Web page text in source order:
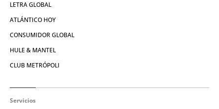
LETRA GLOBAL
ATLÁNTICO HOY
CONSUMIDOR GLOBAL
HULE & MANTEL
CLUB METRÓPOLI
Servicios